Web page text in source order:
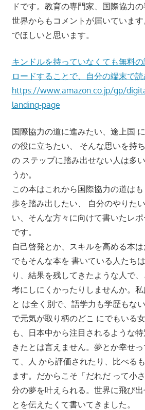
ドです。教育の専門家、国際協力
世界からもコメントが届いていま
でほしいと思います。
キンドルを持っていなくても無料
ロードすることで、自分の端末で読
https://www.amazon.co.jp/gp/
landing-page
国際協力の道に進みたい、途上国
の役に立ちたい、 そんな思いを持
の ステップに踏み出せない人は多
うか。
この本はこれから国際協力の道は
歩を踏み出したい、 自分のやりた
い、そんな方々に向けて書いたレ
です。
自己啓発とか、スキルを高める本は
でもそんな本を 書いている人たち
り、結果を残してきたような人で
考にしにくかったりしませんか。
と は全く別で、語学力も学歴もな
で元気が取り柄のどこ にでもいる
も、日本中から注目されるような
きたとは言えません。夢とか幸せ
て、人 から評価されたり、比べる
ます。だからこそ「だれだ って小
分の夢を叶えられる。世界に飛び
とを伝えたくて書いてきました。